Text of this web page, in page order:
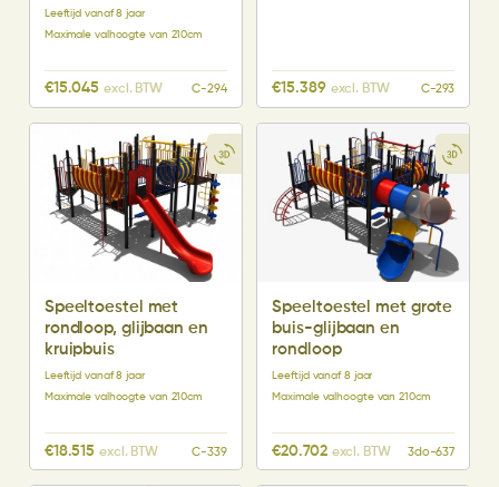
Leeftijd vanaf 8 jaar
Maximale valhoogte van 210cm
€15.045 excl. BTW C-294 €15.389 excl. BTW C-293
Speeltoestel met
rondloop, glijbaan en
kruipbuis
Leeftijd vanaf 8 jaar
Maximale valhoogte van 210cm
€18.515 excl. BTW C-339
Speeltoestel met grote
buis-glijbaan en
rondloop
Leeftijd vanaf 8 jaar
Maximale valhoogte van 210cm
€20.702 excl. BTW 3do-637